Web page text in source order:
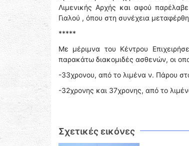
Λιμενικής Αρχής και αφού
Γιαλού , όπου στη συνέχεια
*****
Με μέριμνα του Κέντρου
παρακάτω διακομιδές ασθενών, οι
-33χρονου, από το λιμένα ν. Πάρου
-32χρονης και 37χρονης, από το
Σχετικές εικόνες